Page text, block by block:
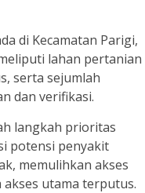
di Kecamatan Parigi,
lahan pertanian
serta sejumlah
dan verifikasi.
langkah prioritas
potensi penyakit
memulihkan akses
utama terputus.